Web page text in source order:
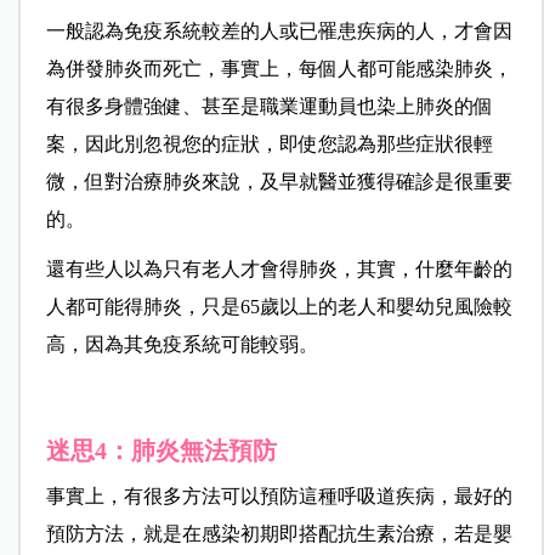
一般認為免疫系統較差的人或已罹患疾病的人，才會因
為併發肺炎而死亡，事實上，每個人都可能感染肺炎，
有很多身體強健、甚至是職業運動員也染上肺炎的個
案，因此別忽視您的症狀，即使您認為那些症狀很輕
微，但對治療肺炎來說，及早就醫並獲得確診是很重要
的。
還有些人以為只有老人才會得肺炎，其實，什麼年齡的
人都可能得肺炎，只是65歲以上的老人和嬰幼兒風險較
高，因為其免疫系統可能較弱。
迷思4：肺炎無法預防
事實上，有很多方法可以預防這種呼吸道疾病，最好的
預防方法，就是在感染初期即搭配抗生素治療，若是嬰